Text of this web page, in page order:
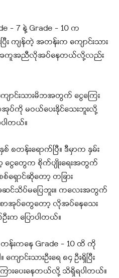
– 7 နဲ့ Grade – 10 က
း ကျန်တဲ့ အတန်းက ကျောင်းသား
ကူအညီလိုအပ်နေတယ်လို့လည်း
ောင်းသားမိဘအတွက် ငွေကြေး
ပ်ကို မဝယ်ပေးနိုင်သေးဘူးလို့
ပါတယ်။
တန်းရောက်ပြီ။ ဒီမှာက နှမ်း
ေတွေက စိုက်ပျိုးရေးအတွက်
ရှောင်ဆိုတော့ တခြား
သိပ်မပြေဘူး။ ကလေးအတွက်
ာအုပ်တွေတော့ လိုအပ်နေသေး
က ပြောပါတယ်။
တန်းကနေ Grade – 10 ထိ ကို
ောင်းသားဦးရေ ၈၄ ဦးရှိပြီး
ြားပေးနေတယ်လို့ သိရှိရပါတယ်။